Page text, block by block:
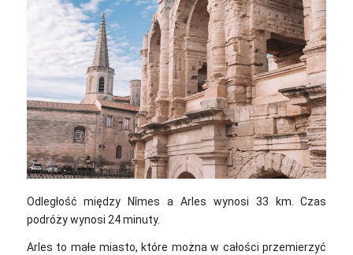
Odległość między Nîmes a Arles wynosi 33 km. Czas
podróży wynosi 24 minuty.
Arles to małe miasto, które można w całości przemierzyć